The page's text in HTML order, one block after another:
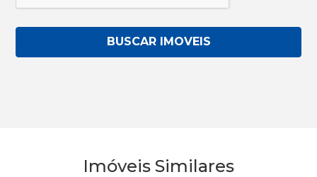
BUSCAR IMOVEIS
Imóveis Similares